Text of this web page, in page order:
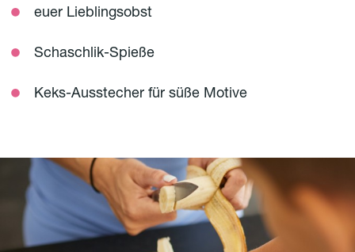
euer Lieblingsobst
Schaschlik-Spieße
Keks-Ausstecher für süße Motive